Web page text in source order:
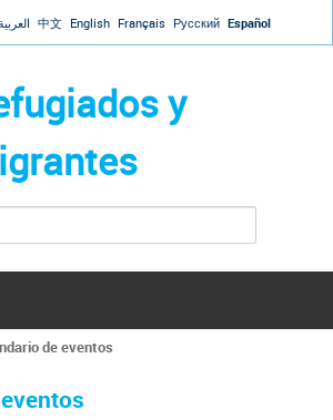
Jump to navigation
中文 English Français Русский Español
y
de eventos